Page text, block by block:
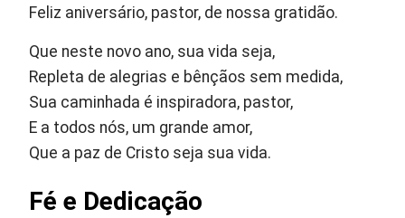
Feliz aniversário, pastor, de nossa gratidão.
Que neste novo ano, sua vida seja,
Repleta de alegrias e bênçãos sem medida,
Sua caminhada é inspiradora, pastor,
E a todos nós, um grande amor,
Que a paz de Cristo seja sua vida.
Fé e Dedicação